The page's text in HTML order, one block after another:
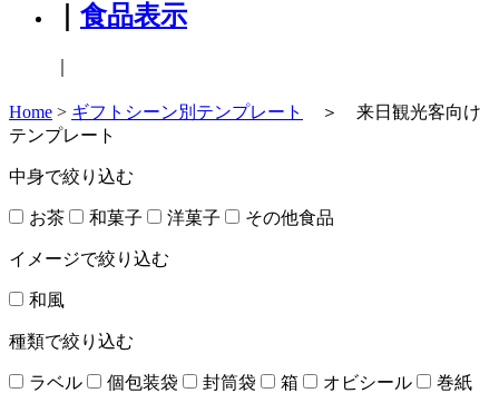
食品表示
Home > ギフトシーン別テンプレート
＞ 来日観光客向け
テンプレート
中身で絞り込む
お茶 和菓子 洋菓子 その他食品
イメージで絞り込む
和風
種類で絞り込む
ラベル 個包装袋 封筒袋 箱 オビシール 巻紙